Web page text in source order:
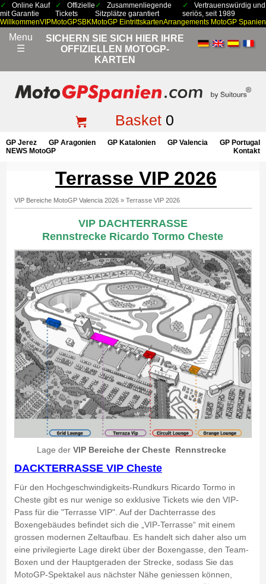
Online Kauf
mit Garantie
Offizielle
Tickets
Zusammenliegende
Sitzplätze garantiert
Vertrauenswürdig und
seriös, seit 1989
WillkommenVIPMotoGPSBKMotoGP EintrittskartenArrangements MotoGP Spanien
Menu
☰
SICHERN SIE SICH HIER IHRE
OFFIZIELLEN MOTOGP-
KARTEN
Basket0
GP Jerez GP Aragonien GP Katalonien GP Valencia
GP Portugal
NEWS MotoGP
Kontakt
Terrasse VIP 2026
VIP Bereiche MotoGP Valencia 2026» Terrasse VIP 2026
VIP DACHTERRASSE
Rennstrecke Ricardo Tormo Cheste
Lage derVIP Bereiche der Cheste Rennstrecke
DACKTERRASSE VIP Cheste
Für den Hochgeschwindigkeits-Rundkurs Ricardo Tormo in
Cheste gibt es nur wenige so exklusive Tickets wie den VIP-
Pass für die "Terrasse VIP". Auf der Dachterrasse des
Boxengebäudes befindet sich die „VIP-Terrasse“ mit einem
grossen modernen Zeltaufbau. Es handelt sich daher also um
eine privilegierte Lage direkt über der Boxengasse, den Team-
Boxen und der Hauptgeraden der Strecke, sodass Sie das
MotoGP-Spektakel aus nächster Nähe geniessen können,